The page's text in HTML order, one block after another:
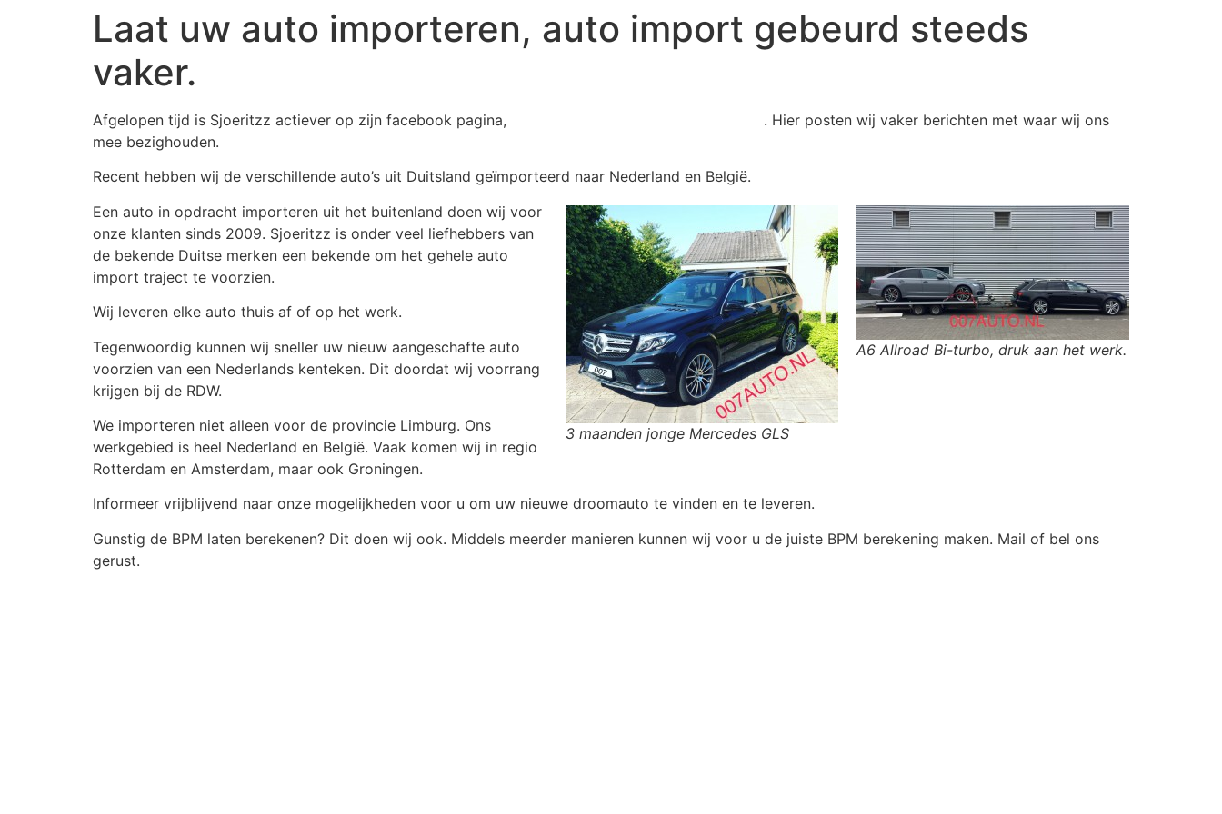
Laat uw auto importeren, auto import gebeurd steeds
vaker.
Afgelopen tijd is Sjoeritzz actiever op zijn facebook pagina,
. Hier posten wij vaker berichten met waar wij ons
mee bezighouden.
Recent hebben wij de verschillende auto’s uit Duitsland geïmporteerd naar Nederland en België.
A6 Allroad Bi-turbo, druk aan het werk.
3 maanden jonge Mercedes GLS
Een auto in opdracht importeren uit het buitenland doen wij voor
onze klanten sinds 2009. Sjoeritzz is onder veel liefhebbers van
de bekende Duitse merken een bekende om het gehele auto
import traject te voorzien.
Wij leveren elke auto thuis af of op het werk.
Tegenwoordig kunnen wij sneller uw nieuw aangeschafte auto
voorzien van een Nederlands kenteken. Dit doordat wij voorrang
krijgen bij de RDW.
We importeren niet alleen voor de provincie Limburg. Ons
werkgebied is heel Nederland en België. Vaak komen wij in regio
Rotterdam en Amsterdam, maar ook Groningen.
Informeer vrijblijvend naar onze mogelijkheden voor u om uw nieuwe droomauto te vinden en te leveren.
Gunstig de BPM laten berekenen? Dit doen wij ook. Middels meerder manieren kunnen wij voor u de juiste BPM berekening maken. Mail of bel ons
gerust.